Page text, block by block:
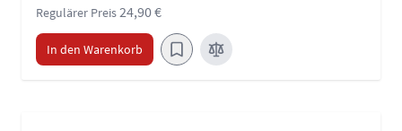
Regulärer Preis24,90 €
In den Warenkorb